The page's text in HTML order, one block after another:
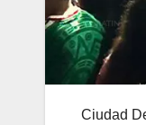
Ciudad